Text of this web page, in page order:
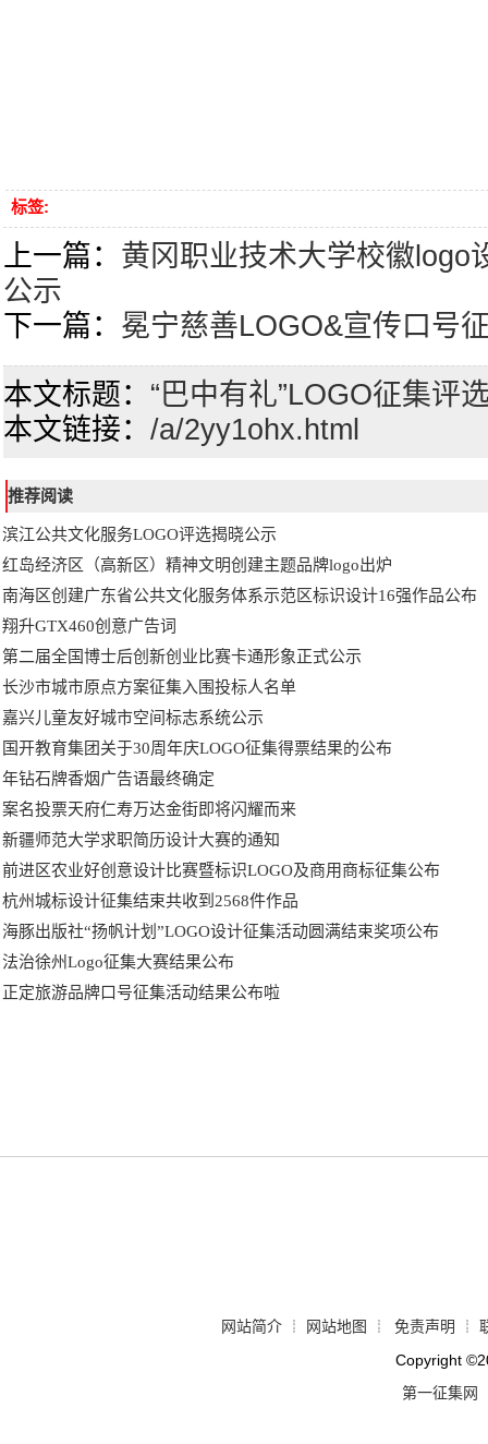
标签:
上一篇： 黄冈职业技术大学校徽logo
公示
下一篇： 冕宁慈善LOGO&宣传口号
本文标题： “巴中有礼”LOGO征集评
本文链接： /a/2yy1ohx.html
推荐阅读
滨江公共文化服务LOGO评选揭晓公示
红岛经济区（高新区）精神文明创建主题品牌logo出炉
南海区创建广东省公共文化服务体系示范区标识设计16强作品公布
翔升GTX460创意广告词
第二届全国博士后创新创业比赛卡通形象正式公示
长沙市城市原点方案征集入围投标人名单
嘉兴儿童友好城市空间标志系统公示
国开教育集团关于30周年庆LOGO征集得票结果的公布
年钻石牌香烟广告语最终确定
案名投票天府仁寿万达金街即将闪耀而来
新疆师范大学求职简历设计大赛的通知
前进区农业好创意设计比赛暨标识LOGO及商用商标征集公布
杭州城标设计征集结束共收到2568件作品
海豚出版社“扬帆计划”LOGO设计征集活动圆满结束奖项公布
法治徐州Logo征集大赛结果公布
正定旅游品牌口号征集活动结果公布啦
网站简介 ┊ 网站地图 ┊ 免责声明 ┊
Copyright ©
第一征集网